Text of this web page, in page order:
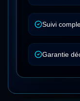
Suivi
Garantie